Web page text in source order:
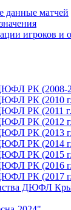
данные матчей
игроков и
РК (2008-
РК (2010
РК (2011
РК (2012
РК (2013
РК (2014
РК (2015
РК (2016
РК (2017
ДЮФЛ